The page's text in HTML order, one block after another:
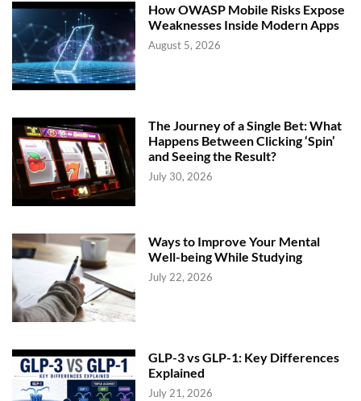
How OWASP Mobile Risks Expose
Weaknesses Inside Modern Apps
August 5, 2026
The Journey of a Single Bet: What
Happens Between Clicking ‘Spin’
and Seeing the Result?
July 30, 2026
Ways to Improve Your Mental
Well-being While Studying
July 22, 2026
GLP-3 vs GLP-1: Key Differences
Explained
July 21, 2026